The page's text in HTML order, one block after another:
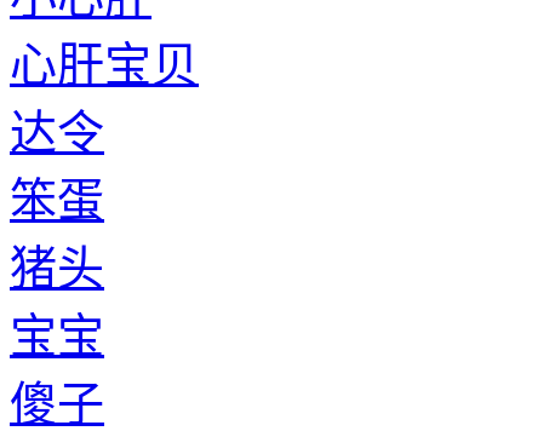
心肝宝贝
达令
笨蛋
猪头
宝宝
傻子